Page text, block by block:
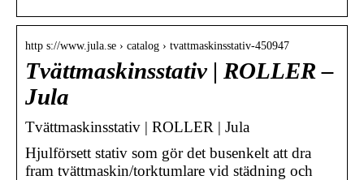
http s://www.jula.se › catalog › tvattmaskinsstativ-450947
Tvättmaskinsstativ | ROLLER –
Jula
Tvättmaskinsstativ | ROLLER | Jula
Hjulförsett stativ som gör det busenkelt att dra
fram tvättmaskin/torktumlare vid städning och